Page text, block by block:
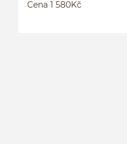
Cena 1 580Kč